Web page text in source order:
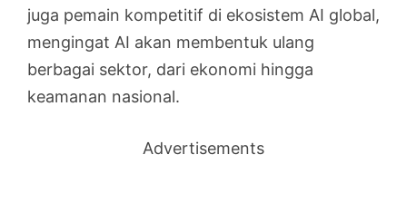
juga pemain kompetitif di ekosistem AI global,
mengingat AI akan membentuk ulang
berbagai sektor, dari ekonomi hingga
keamanan nasional.
Advertisements